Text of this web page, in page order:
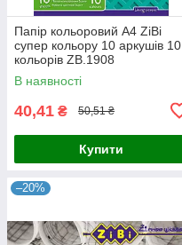
Папір кольоровий А4 ZiBi
супер кольору 10 аркушів 10
кольорів ZB.1908
В наявності
40,41 ₴ 50,51 ₴
Купити
–20%